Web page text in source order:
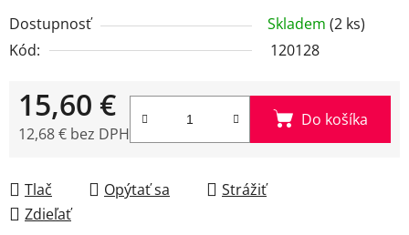
Dostupnosť Skladem (2 ks)
Kód:
120128
15,60 €
12,68 € bez DPH
Do košíka
Tlač Opýtať sa
Strážiť
Zdieľať